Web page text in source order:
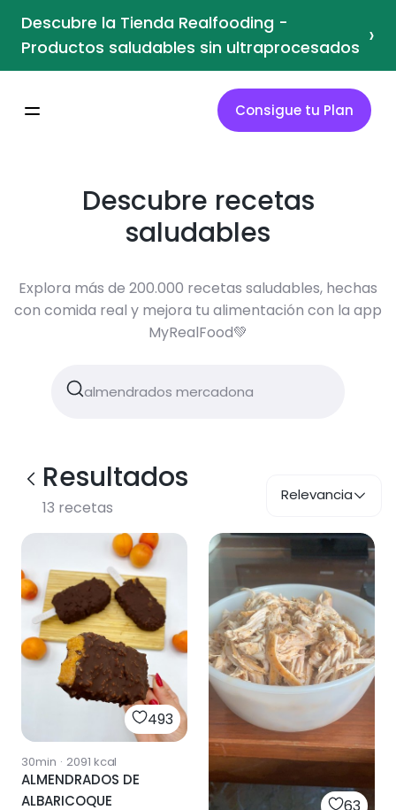
Descubre la Tienda Realfooding -
Productos saludables sin ultraprocesados ›
Consigue tu Plan
Descubre recetas
saludables
Explora más de 200.000 recetas saludables, hechas
con comida real y mejora tu alimentación con la app
MyRealFood💚
Resultados
13 recetas
Relevancia
493
30min · 2091 kcal
ALMENDRADOS DE
ALBARICOQUE